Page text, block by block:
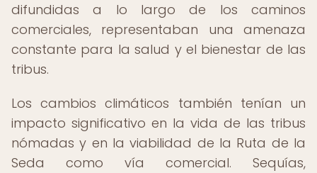
difundidas a lo largo de los caminos
comerciales, representaban una amenaza
constante para la salud y el bienestar de las
tribus.
Los cambios climáticos también tenían un
impacto significativo en la vida de las tribus
nómadas y en la viabilidad de la Ruta de la
Seda como vía comercial. Sequías,